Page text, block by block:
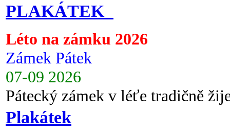
PLAKÁTEK
Léto na zámku 2026
Zámek Pátek
07-09 2026
Pátecký zámek v léťe tradičně
Plakátek